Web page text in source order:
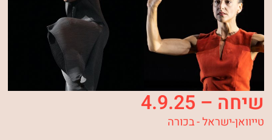
שיחה – 4.9.25
טייוואן-ישראל - בכורה